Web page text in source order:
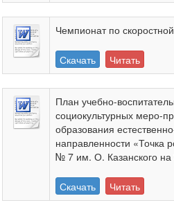
Чемпионат по
Скачать Читать
План учебно-
социокультурных меро-
образования
направленности
№ 7 им. О. Казанского
Скачать Читать